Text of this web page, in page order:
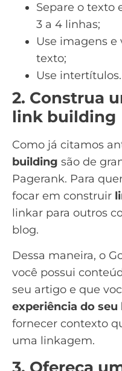
Separe o texto
3 a 4 linhas;
Use imagens e
texto;
Use intertítulos.
2. Construa
link building
Como já citamos
building são de
Pagerank. Para
focar em construir
linkar para outros
blog.
Dessa maneira, o
você possui
seu artigo e que
experiência do
fornecer contexto
uma linkagem.